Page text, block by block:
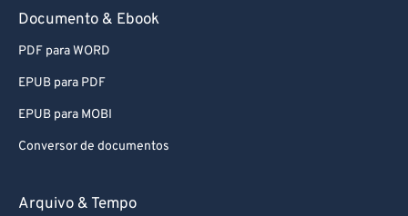
Documento & Ebook
PDF para WORD
EPUB para PDF
EPUB para MOBI
Conversor de documentos
Arquivo & Tempo